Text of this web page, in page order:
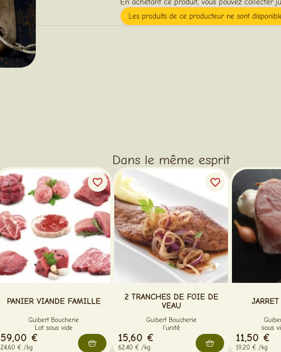
En achetant ce produit, vous pouvez collecter
Les produits de ce producteur ne sont
Dans le même esprit
PANIER VIANDE FAMILLE
Guibert Boucherie
Lot sous vide
59,00 €
24,60 € /kg
favorite_border
2 TRANCHES DE FOIE DE
VEAU
Guibert Boucherie
l'unité
15,60 €
62,40 € /kg
favorite_border
sous
11,50 €
19,20 € /kg